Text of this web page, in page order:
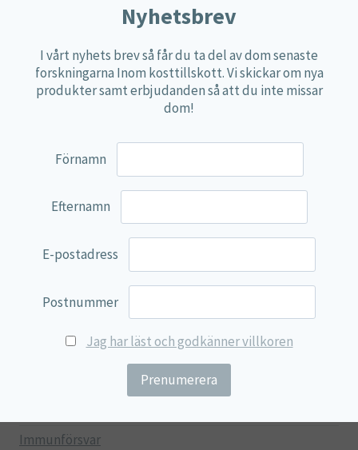
Övriga kosttillskott
100% Natural
EVP Nutrition
Multi Nutrient
Lamberts
Svenska Örtmedicinska Institutet
Green Trade
Immunförsvar
Nyhetsbrev
I vårt nyhets brev så får du ta del av dom senaste
forskningarna Inom kosttillskott. Vi skickar om nya
produkter samt erbjudanden så att du inte missar
dom!
Förnamn
Efternamn
E-postadress
Postnummer
Jag har läst och godkänner villkoren